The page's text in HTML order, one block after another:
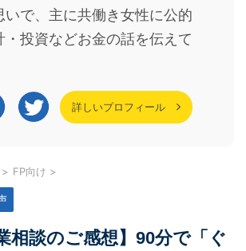
いで、主に共働き女性に公的
・投資などお金の話を伝えて
詳しいプロフィール
> FP向け >
相談のご感想】90分で「ぐ